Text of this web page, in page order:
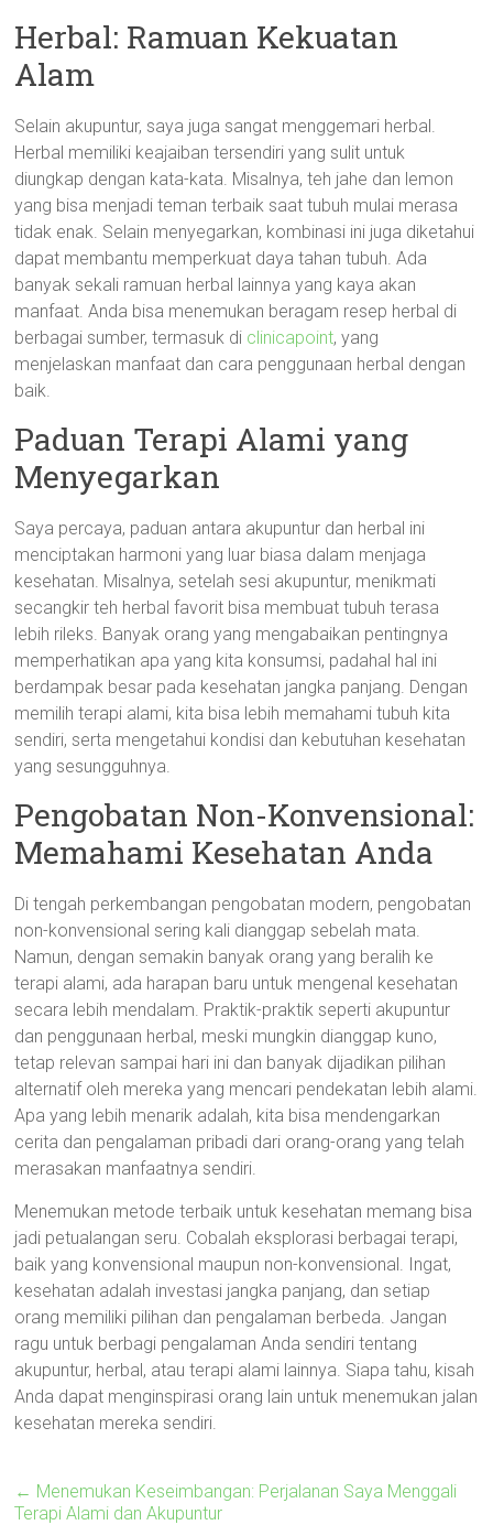
Herbal: Ramuan Kekuatan
Alam
Selain akupuntur, saya juga sangat menggemari herbal.
Herbal memiliki keajaiban tersendiri yang sulit untuk
diungkap dengan kata-kata. Misalnya, teh jahe dan lemon
yang bisa menjadi teman terbaik saat tubuh mulai merasa
tidak enak. Selain menyegarkan, kombinasi ini juga diketahui
dapat membantu memperkuat daya tahan tubuh. Ada
banyak sekali ramuan herbal lainnya yang kaya akan
manfaat. Anda bisa menemukan beragam resep herbal di
berbagai sumber, termasuk di clinicapoint, yang
menjelaskan manfaat dan cara penggunaan herbal dengan
baik.
Paduan Terapi Alami yang
Menyegarkan
Saya percaya, paduan antara akupuntur dan herbal ini
menciptakan harmoni yang luar biasa dalam menjaga
kesehatan. Misalnya, setelah sesi akupuntur, menikmati
secangkir teh herbal favorit bisa membuat tubuh terasa
lebih rileks. Banyak orang yang mengabaikan pentingnya
memperhatikan apa yang kita konsumsi, padahal hal ini
berdampak besar pada kesehatan jangka panjang. Dengan
memilih terapi alami, kita bisa lebih memahami tubuh kita
sendiri, serta mengetahui kondisi dan kebutuhan kesehatan
yang sesungguhnya.
Pengobatan Non-Konvensional:
Memahami Kesehatan Anda
Di tengah perkembangan pengobatan modern, pengobatan
non-konvensional sering kali dianggap sebelah mata.
Namun, dengan semakin banyak orang yang beralih ke
terapi alami, ada harapan baru untuk mengenal kesehatan
secara lebih mendalam. Praktik-praktik seperti akupuntur
dan penggunaan herbal, meski mungkin dianggap kuno,
tetap relevan sampai hari ini dan banyak dijadikan pilihan
alternatif oleh mereka yang mencari pendekatan lebih alami.
Apa yang lebih menarik adalah, kita bisa mendengarkan
cerita dan pengalaman pribadi dari orang-orang yang telah
merasakan manfaatnya sendiri.
Menemukan metode terbaik untuk kesehatan memang bisa
jadi petualangan seru. Cobalah eksplorasi berbagai terapi,
baik yang konvensional maupun non-konvensional. Ingat,
kesehatan adalah investasi jangka panjang, dan setiap
orang memiliki pilihan dan pengalaman berbeda. Jangan
ragu untuk berbagi pengalaman Anda sendiri tentang
akupuntur, herbal, atau terapi alami lainnya. Siapa tahu, kisah
Anda dapat menginspirasi orang lain untuk menemukan jalan
kesehatan mereka sendiri.
← Menemukan Keseimbangan: Perjalanan Saya Menggali
Terapi Alami dan Akupuntur